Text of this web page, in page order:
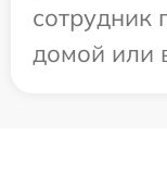
сотрудник
домой или